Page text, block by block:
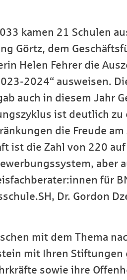
kamen 21 Schulen
Görtz, dem
Helen Fehrer die
2024“ ausweisen.
auch in diesem Jahr
ist deutlich zu
die Freude
ist die Zahl von 220
aber
für
Dr. Gordon
mit dem Thema
mit Ihren Stiftungen
sowie ihre